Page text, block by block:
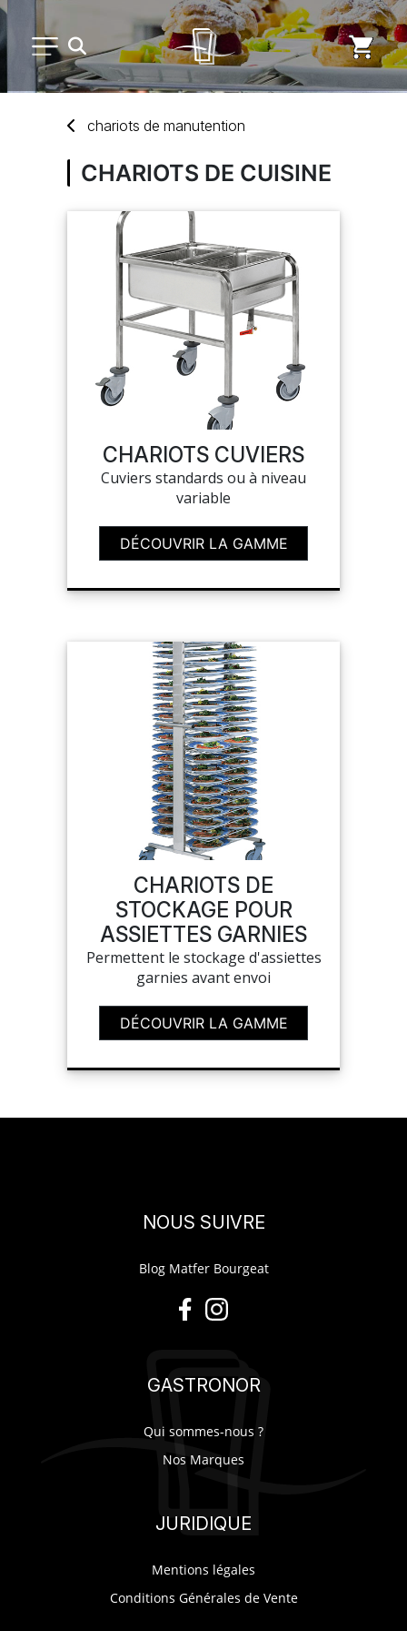
ARTS DE LA TABLE
USAGE UNIQUE
DISTRIBUTION DE REPAS
NOUVEAUTÉS
MES LISTES
CHEF'S LIST
SUR-MESURE
chariots de manutention
CHARIOTS DE CUISINE
CHARIOTS CUVIERS
Cuviers standards ou à niveau
variable
DÉCOUVRIR LA GAMME
CHARIOTS DE
STOCKAGE POUR
ASSIETTES GARNIES
Permettent le stockage d'assiettes
garnies avant envoi
DÉCOUVRIR LA GAMME
NOUS SUIVRE
Blog Matfer Bourgeat
GASTRONOR
Qui sommes-nous ?
Nos Marques
JURIDIQUE
Mentions légales
Conditions Générales de Vente